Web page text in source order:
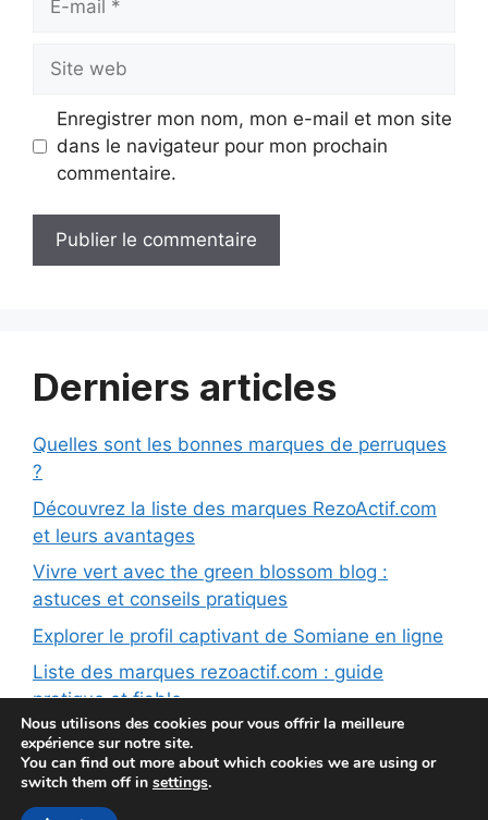
mail
web
Enregistrer mon nom, mon e-mail et mon site
dans le navigateur pour mon prochain
commentaire.
Derniers articles
Quelles sont les bonnes marques de perruques
?
Découvrez la liste des marques RezoActif.com
et leurs avantages
Vivre vert avec the green blossom blog :
astuces et conseils pratiques
Explorer le profil captivant de Somiane en ligne
Liste des marques rezoactif.com : guide
pratique et fiable
Nous utilisons des cookies pour vous offrir la meilleure
expérience sur notre site.
You can find out more about which cookies we are using or
switch them off in settings.